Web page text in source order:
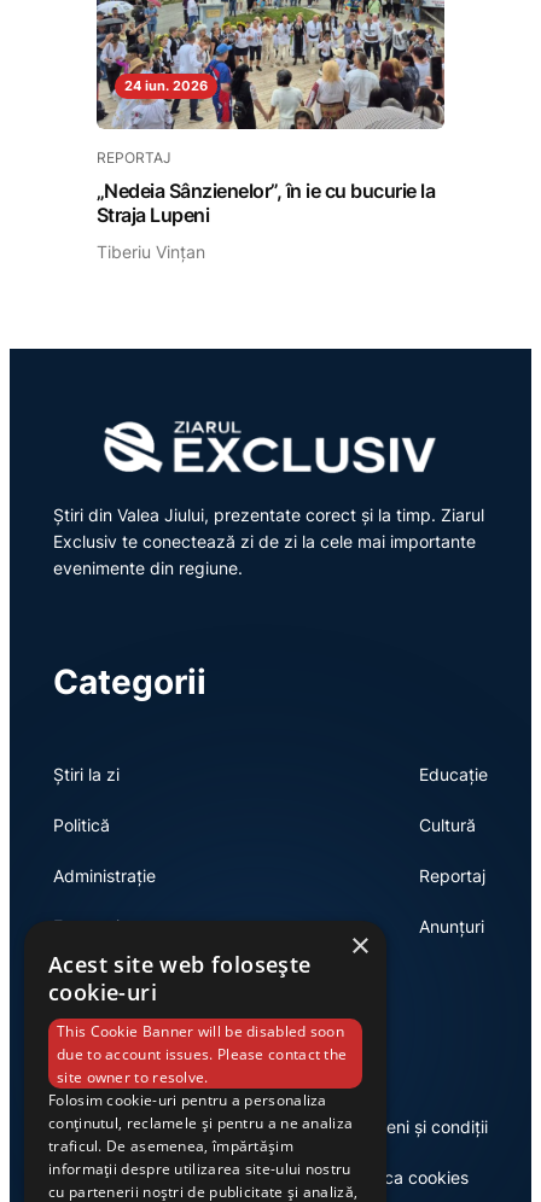
24 iun. 2026
REPORTAJ
„Nedeia Sânzienelor”, în ie cu bucurie la
Straja Lupeni
Tiberiu Vințan
Știri din Valea Jiului, prezentate corect și la timp. Ziarul
Exclusiv te conectează zi de zi la cele mai importante
evenimente din regiune.
Categorii
Știri la zi
Politică
Administrație
Economie
Educație
Cultură
Reportaj
Anunțuri
Link-uri utile
Despre noi
Casa de editură Exclusiv
Termeni și condiții
Politica cookies
×
Acest site web folosește
cookie-uri
This Cookie Banner will be disabled soon
due to account issues. Please contact the
site owner to resolve.
Folosim cookie-uri pentru a personaliza
conținutul, reclamele și pentru a ne analiza
traficul. De asemenea, împărtășim
informații despre utilizarea site-ului nostru
cu partenerii noștri de publicitate și analiză,